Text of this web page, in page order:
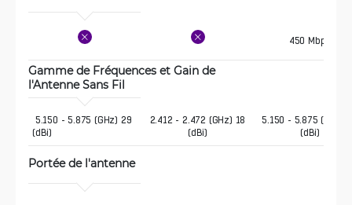
450 Mbps
Gamme de Fréquences et Gain de
l'Antenne Sans Fil
(dBi)
2.412 - 2.472 (GHz) 18
(dBi)
5.150 - 5.875 (GHz)
(dBi)
Portée de l'antenne